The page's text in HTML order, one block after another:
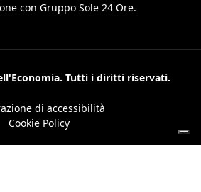
con Gruppo Sole 24 Ore.
Tutti i diritti riservati.
di accessibilità
Cookie Policy